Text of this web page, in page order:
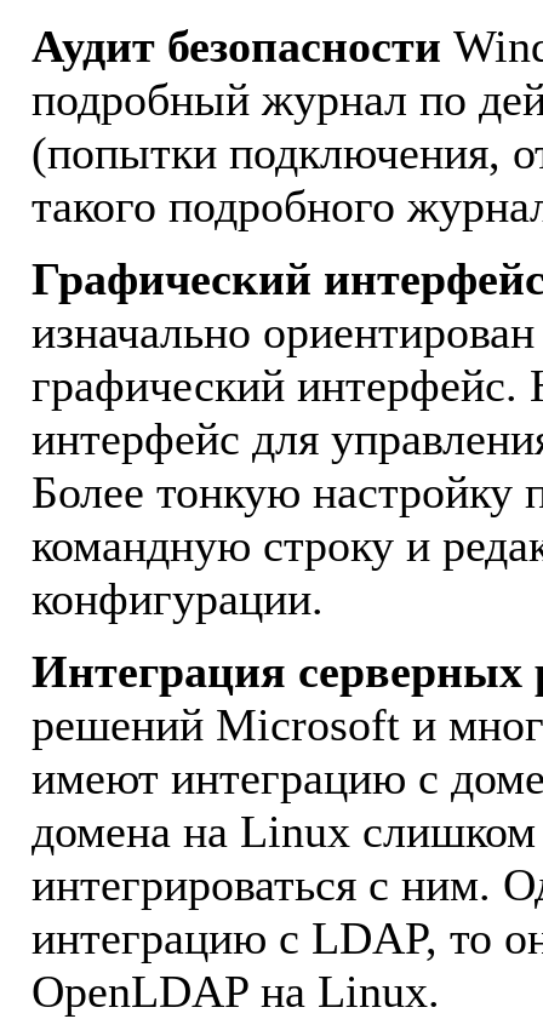
Аудит безопасности
подробный журнал по
(попытки подключения,
такого подробного
Графический
изначально
графический интерфейс.
интерфейс для
Более тонкую настройку
командную строку и
конфигурации.
Интеграция
решений Microsoft и
имеют интеграцию с
домена на Linux
интегрироваться с ним.
интеграцию с LDAP, то
OpenLDAP на Linux.